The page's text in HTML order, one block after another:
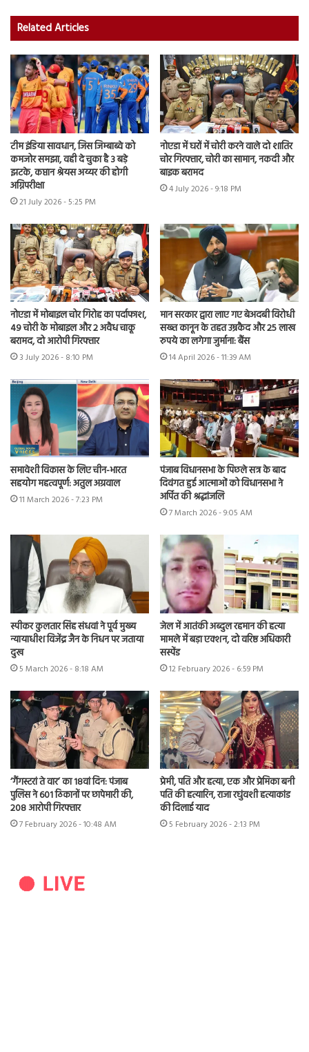
Related Articles
टीम इंडिया सावधान, जिस जिम्बाब्वे को
कमजोर समझा, वही दे चुका है 3 बड़े
झटके, कप्तान श्रेयस अय्यर की होगी
अग्निपरीक्षा
21 July 2026 - 5:25 PM
नोएडा में घरों में चोरी करने वाले दो शातिर
चोर गिरफ्तार, चोरी का सामान, नकदी और
बाइक बरामद
4 July 2026 - 9:18 PM
नोएडा में मोबाइल चोर गिरोह का पर्दाफाश,
49 चोरी के मोबाइल और 2 अवैध चाकू
बरामद, दो आरोपी गिरफ्तार
3 July 2026 - 8:10 PM
मान सरकार द्वारा लाए गए बेअदबी विरोधी
सख्त कानून के तहत उम्रकैद और 25 लाख
रुपये का लगेगा जुर्माना: बैंस
14 April 2026 - 11:39 AM
समावेशी विकास के लिए चीन-भारत
सहयोग महत्वपूर्ण: अतुल अग्रवाल
11 March 2026 - 7:23 PM
पंजाब विधानसभा के पिछले सत्र के बाद
दिवंगत हुई आत्माओं को विधानसभा ने
अर्पित की श्रद्धांजलि
7 March 2026 - 9:05 AM
स्पीकर कुलतार सिंह संधवां ने पूर्व मुख्य
न्यायाधीश विजेंद्र जैन के निधन पर जताया
दुख
5 March 2026 - 8:18 AM
जेल में आतंकी अब्दुल रहमान की हत्या
मामले में बड़ा एक्शन, दो वरिष्ठ अधिकारी
सस्पेंड
12 February 2026 - 6:59 PM
‘गैंगस्टरां ते वार’ का 18वां दिन: पंजाब
पुलिस ने 601 ठिकानों पर छापेमारी की,
208 आरोपी गिरफ्तार
7 February 2026 - 10:48 AM
प्रेमी, पति और हत्या, एक और प्रेमिका बनी
पति की हत्यारिन, राजा रघुंवशी हत्याकांड
की दिलाई याद
5 February 2026 - 2:13 PM